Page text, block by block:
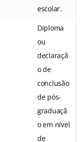
escolar.
Diploma
ou
declaraçã
o de
conclusão
de pós-
graduaçã
o em nível
de